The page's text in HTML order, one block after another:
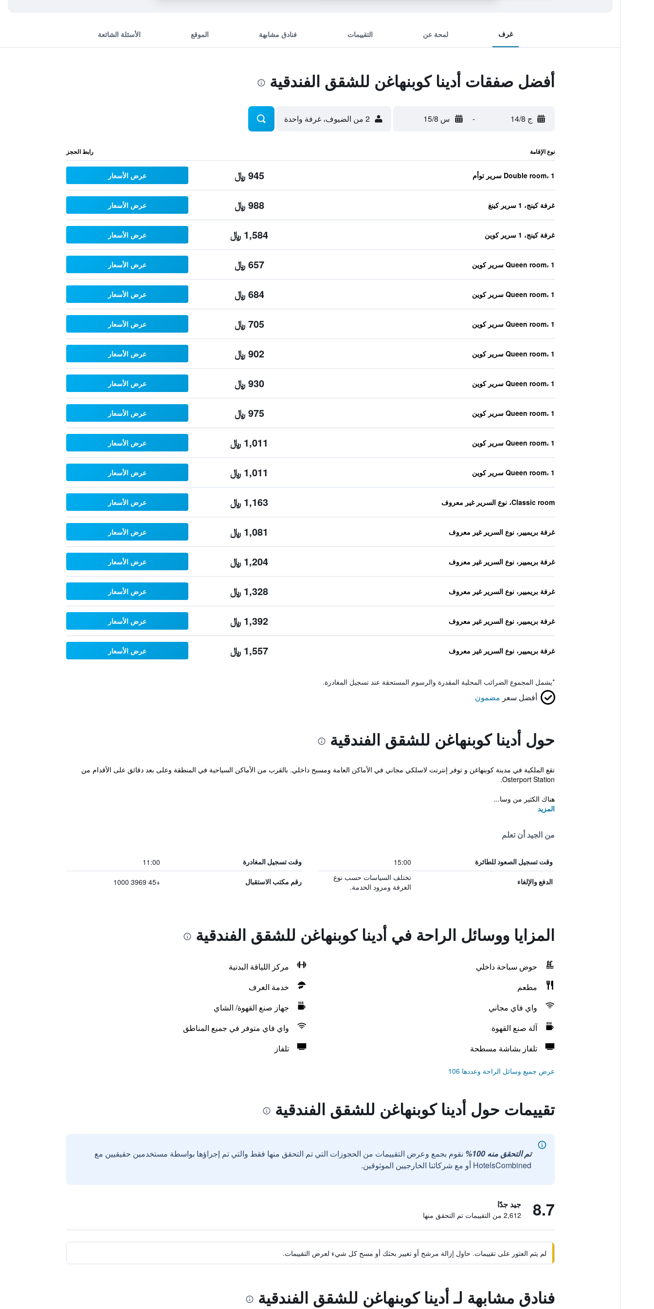
غرف لمحة عن التقييمات فنادق مشابهة الموقع الأسئلة الشائعة
أفضل صفقات أدينا كوبنهاغن للشقق الفندقية
ج 14/8 - س 15/8 2 من الضيوف، غرفة واحدة
نوع الإقامة رابط الحجز
Double room، 1 سرير توأم 945 ﷼ عرض الأسعار
غرفة كينج، 1 سرير كينغ 988 ﷼ عرض الأسعار
غرفة كينج، 1 سرير كوين 1,584 ﷼ عرض الأسعار
Queen room، 1 سرير كوين 657 ﷼ عرض الأسعار
Queen room، 1 سرير كوين 684 ﷼ عرض الأسعار
Queen room، 1 سرير كوين 705 ﷼ عرض الأسعار
Queen room، 1 سرير كوين 902 ﷼ عرض الأسعار
Queen room، 1 سرير كوين 930 ﷼ عرض الأسعار
Queen room، 1 سرير كوين 975 ﷼ عرض الأسعار
Queen room، 1 سرير كوين 1,011 ﷼ عرض الأسعار
Queen room، 1 سرير كوين 1,011 ﷼ عرض الأسعار
Classic room، نوع السرير غير معروف 1,163 ﷼ عرض الأسعار
غرفة بريميير، نوع السرير غير معروف 1,081 ﷼ عرض الأسعار
غرفة بريميير، نوع السرير غير معروف 1,204 ﷼ عرض الأسعار
غرفة بريميير، نوع السرير غير معروف 1,328 ﷼ عرض الأسعار
غرفة بريميير، نوع السرير غير معروف 1,392 ﷼ عرض الأسعار
غرفة بريميير، نوع السرير غير معروف 1,557 ﷼ عرض الأسعار
*يشمل المجموع الضرائب المحلية المقدرة والرسوم المستحقة عند تسجيل المغادرة.
أفضل سعر مضمون
حول أدينا كوبنهاغن للشقق الفندقية
تقع الملكية في مدينة كوبنهاغن و توفر إنترنت لاسلكي مجاني في الأماكن العامة ومسبح داخلي. بالقرب من الأماكن السياحية في المنطقة وعلى بعد دقائق على الأقدام من
Osterport Station.
هناك الكثير من وسا...
المزيد
من الجيد أن تعلم
وقت تسجيل الصعود للطائرة 15:00 وقت تسجيل المغادرة 11:00
الدفع والإلغاء
تختلف السياسات حسب نوع
الغرفة ومزود الخدمة.
رقم مكتب الاستقبال +45 3969 1000
المزايا ووسائل الراحة في أدينا كوبنهاغن للشقق الفندقية
حوض سباحة داخلي
مركز اللياقة البدنية
مطعم
خدمة الغرف
واي فاي مجاني
جهاز صنع القهوة/ الشاي
آلة صنع القهوة
واي فاي متوفر في جميع المناطق
تلفاز بشاشة مسطحة
تلفاز
عرض جميع وسائل الراحة وعددها 106
تقييمات حول أدينا كوبنهاغن للشقق الفندقية
تم التحقق منه 100%
نقوم بجمع وعرض التقييمات من الحجوزات التي تم التحقق منها فقط والتي تم إجراؤها بواسطة مستخدمين حقيقيين مع
HotelsCombined أو مع شركائنا الخارجيين الموثوقين.
8.7 جيد جدًا
2,612 من التقييمات تم التحقق منها
لم يتم العثور على تقييمات. حاول إزالة مرشح أو تغيير بحثك أو مسح كل شيء لعرض التقييمات.
فنادق مشابهة لـ أدينا كوبنهاغن للشقق الفندقية